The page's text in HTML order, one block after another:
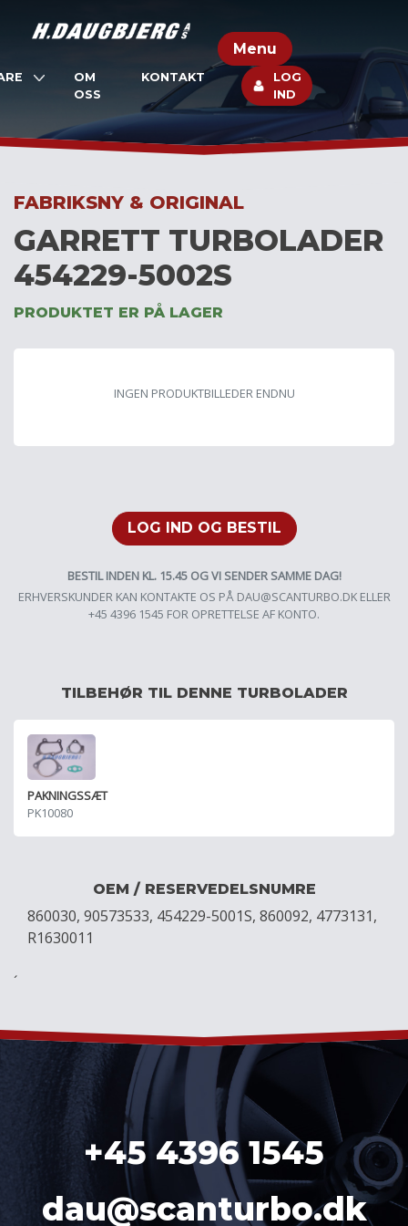
Menu
OM
OSS
KONTAKT
LOG
IND
FABRIKSNY & ORIGINAL
GARRETT TURBOLADER
454229-5002S
PRODUKTET ER PÅ LAGER
INGEN PRODUKTBILLEDER ENDNU
LOG IND OG BESTIL
BESTIL INDEN KL. 15.45 OG VI SENDER SAMME DAG!
ERHVERSKUNDER KAN KONTAKTE OS PÅ DAU@SCANTURBO.DKELLER
+45 4396 1545 FOR OPRETTELSE AF KONTO.
TILBEHØR TIL DENNE TURBOLADER
PAKNINGSSÆT
PK10080
OEM / RESERVEDELSNUMRE
860030, 90573533, 454229-5001S, 860092, 4773131,
R1630011
´
+45 4396 1545
dau@scanturbo.dk